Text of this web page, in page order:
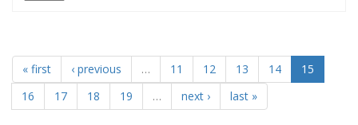
« first ‹ previous … 11 12 13 14
15
16
17 18 19 … next › last »